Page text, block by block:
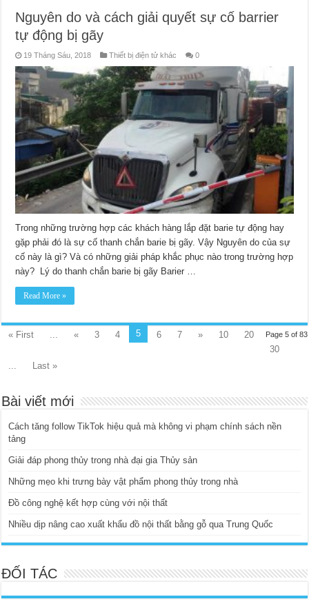
Nguyên do và cách giải quyết sự cố barrier
tự động bị gãy
19 Tháng Sáu, 2018 Thiết bị điện tử khác 0
Trong những trường hợp các khách hàng lắp đặt barie tự động hay
gặp phải đó là sự cố thanh chắn barie bị gãy. Vậy Nguyên do của sự
cố này là gì? Và có những giải pháp khắc phục nào trong trường hợp
này? Lý do thanh chắn barie bị gãy Barier …
Read More »
Page 5 of 83
« First ... « 3 4 5 6 7 » 10
20
30
...
Last »
Bài viết mới
Cách tăng follow TikTok hiệu quả mà không vi phạm chính sách nền
tảng
Giải đáp phong thủy trong nhà đại gia Thủy sản
Những mẹo khi trưng bày vật phẩm phong thủy trong nhà
Đồ công nghệ kết hợp cùng với nội thất
Nhiều dịp nâng cao xuất khẩu đồ nội thất bằng gỗ qua Trung Quốc
ĐỐI TÁC